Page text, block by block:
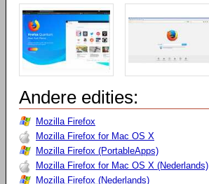
Andere edities:
Mozilla Firefox
Mozilla Firefox for Mac OS X
Mozilla Firefox (PortableApps)
Mozilla Firefox for Mac OS X (Nederlands)
Mozilla Firefox (Nederlands)